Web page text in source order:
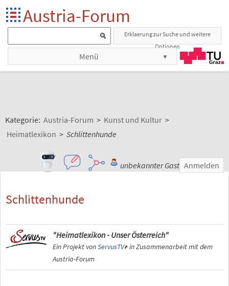
Austria-Forum
Erklaerung zur Suche und weitere
Optionen
Menü
Kategorie: Austria-Forum > Kunst und Kultur >
Heimatlexikon > Schlittenhunde
unbekannter Gast Anmelden
Schlittenhunde
"Heimatlexikon - Unser Österreich"
Ein Projekt vonServusTV in Zusammenarbeit mit dem
Austria-Forum